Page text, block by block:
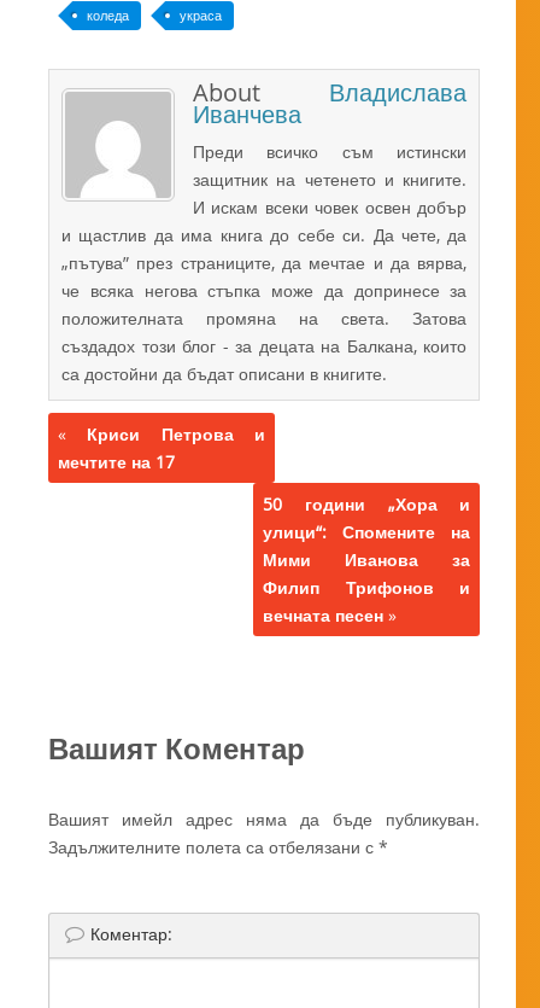
коледа
украса
About Владислава
Иванчева
Преди всичко съм истински
защитник на четенето и книгите.
И искам всеки човек освен добър
и щастлив да има книга до себе си. Да чете, да
„пътува” през страниците, да мечтае и да вярва,
че всяка негова стъпка може да допринесе за
положителната промяна на света. Затова
създадох този блог - за децата на Балкана, които
са достойни да бъдат описани в книгите.
« Криси Петрова и
мечтите на 17
50 години „Хора и
улици“: Спомените на
Мими Иванова за
Филип Трифонов и
вечната песен »
Вашият Коментар
Вашият имейл адрес няма да бъде публикуван.
Задължителните полета са отбелязани с *
Коментар: